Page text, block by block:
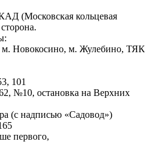
(Московская кольцевая
Новокосино, м. Жулебино, ТЯК
101
№10, остановка на Верхних
(с надписью «Садовод»)
первого,